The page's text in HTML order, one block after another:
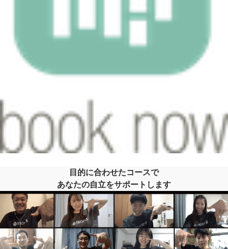
目的に合わせたコースで
あなたの自立をサポートします